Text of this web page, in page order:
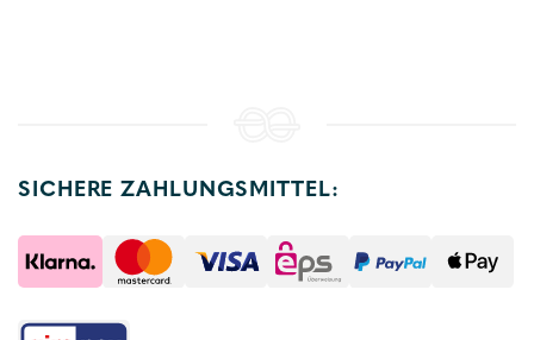
SICHERE ZAHLUNGSMITTEL: